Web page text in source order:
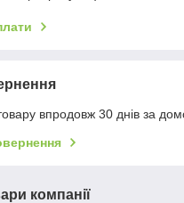
впродовж 30 днів за
компанії